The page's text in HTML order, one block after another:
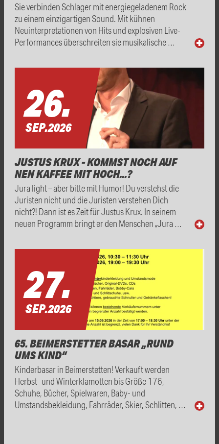
Sie verbinden Schlager mit energiegeladenem Rock
zu einem einzigartigen Sound. Mit kühnen
Neuinterpretationen von Hits und explosiven Live-
Performances überschreiten sie musikalische …
26.
SEP.2026
JUSTUS KRUX - KOMMST NOCH AUF
NEN KAFFEE MIT HOCH...?
Jura light – aber bitte mit Humor! Du verstehst die
Juristen nicht und die Juristen verstehen Dich
nicht?! Dann ist es Zeit für Justus Krux. In seinem
neuen Programm bringt er den Menschen „Jura …
27.
SEP.2026
65. BEIMERSTETTER BASAR „RUND
UMS KIND“
Kinderbasar in Beimerstetten! Verkauft werden
Herbst- und Winterklamotten bis Größe 176,
Schuhe, Bücher, Spielwaren, Baby- und
Umstandsbekleidung, Fahrräder, Skier, Schlitten, …